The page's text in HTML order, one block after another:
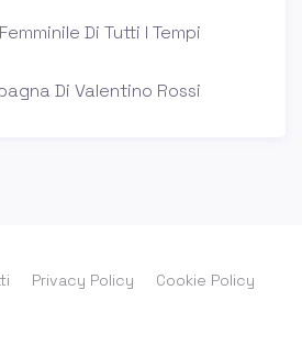
Di Tutti I Tempi
Di Valentino Rossi
Privacy Policy Cookie Policy